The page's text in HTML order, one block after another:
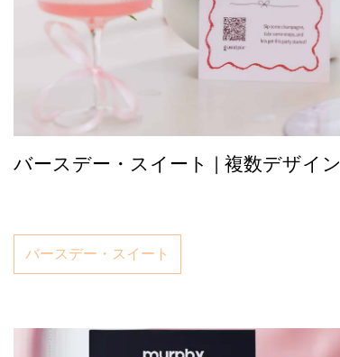
バースデー・スイート | 複数デザイン
バースデー・スイート